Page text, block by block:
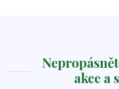
akce a